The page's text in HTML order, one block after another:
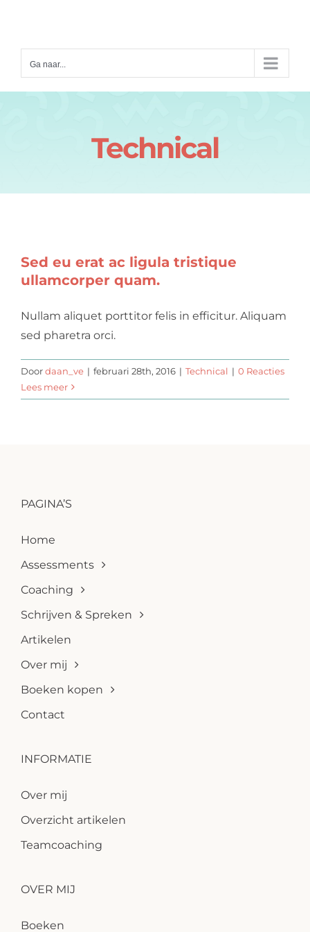
inhoud
Ga naar...
Technical
Sed eu erat ac ligula tristique
ullamcorper quam.
Nullam aliquet porttitor felis in efficitur. Aliquam
sed pharetra orci.
Doordaan_ve | februari 28th, 2016 | Technical | 0 Reacties
Lees meer
PAGINA’S
Home
Assessments
Coaching
Schrijven & Spreken
Artikelen
Over mij
Boeken kopen
Contact
INFORMATIE
Over mij
Overzicht artikelen
Teamcoaching
OVER MIJ
Boeken